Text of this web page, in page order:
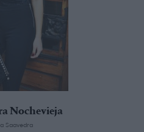
Nochevieja
Saavedra